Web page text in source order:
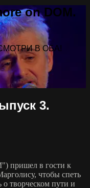
on DOM.
СМОТРИ В ОБА!
3.
пришел в гости к
чтобы спеть
о творческом пути и